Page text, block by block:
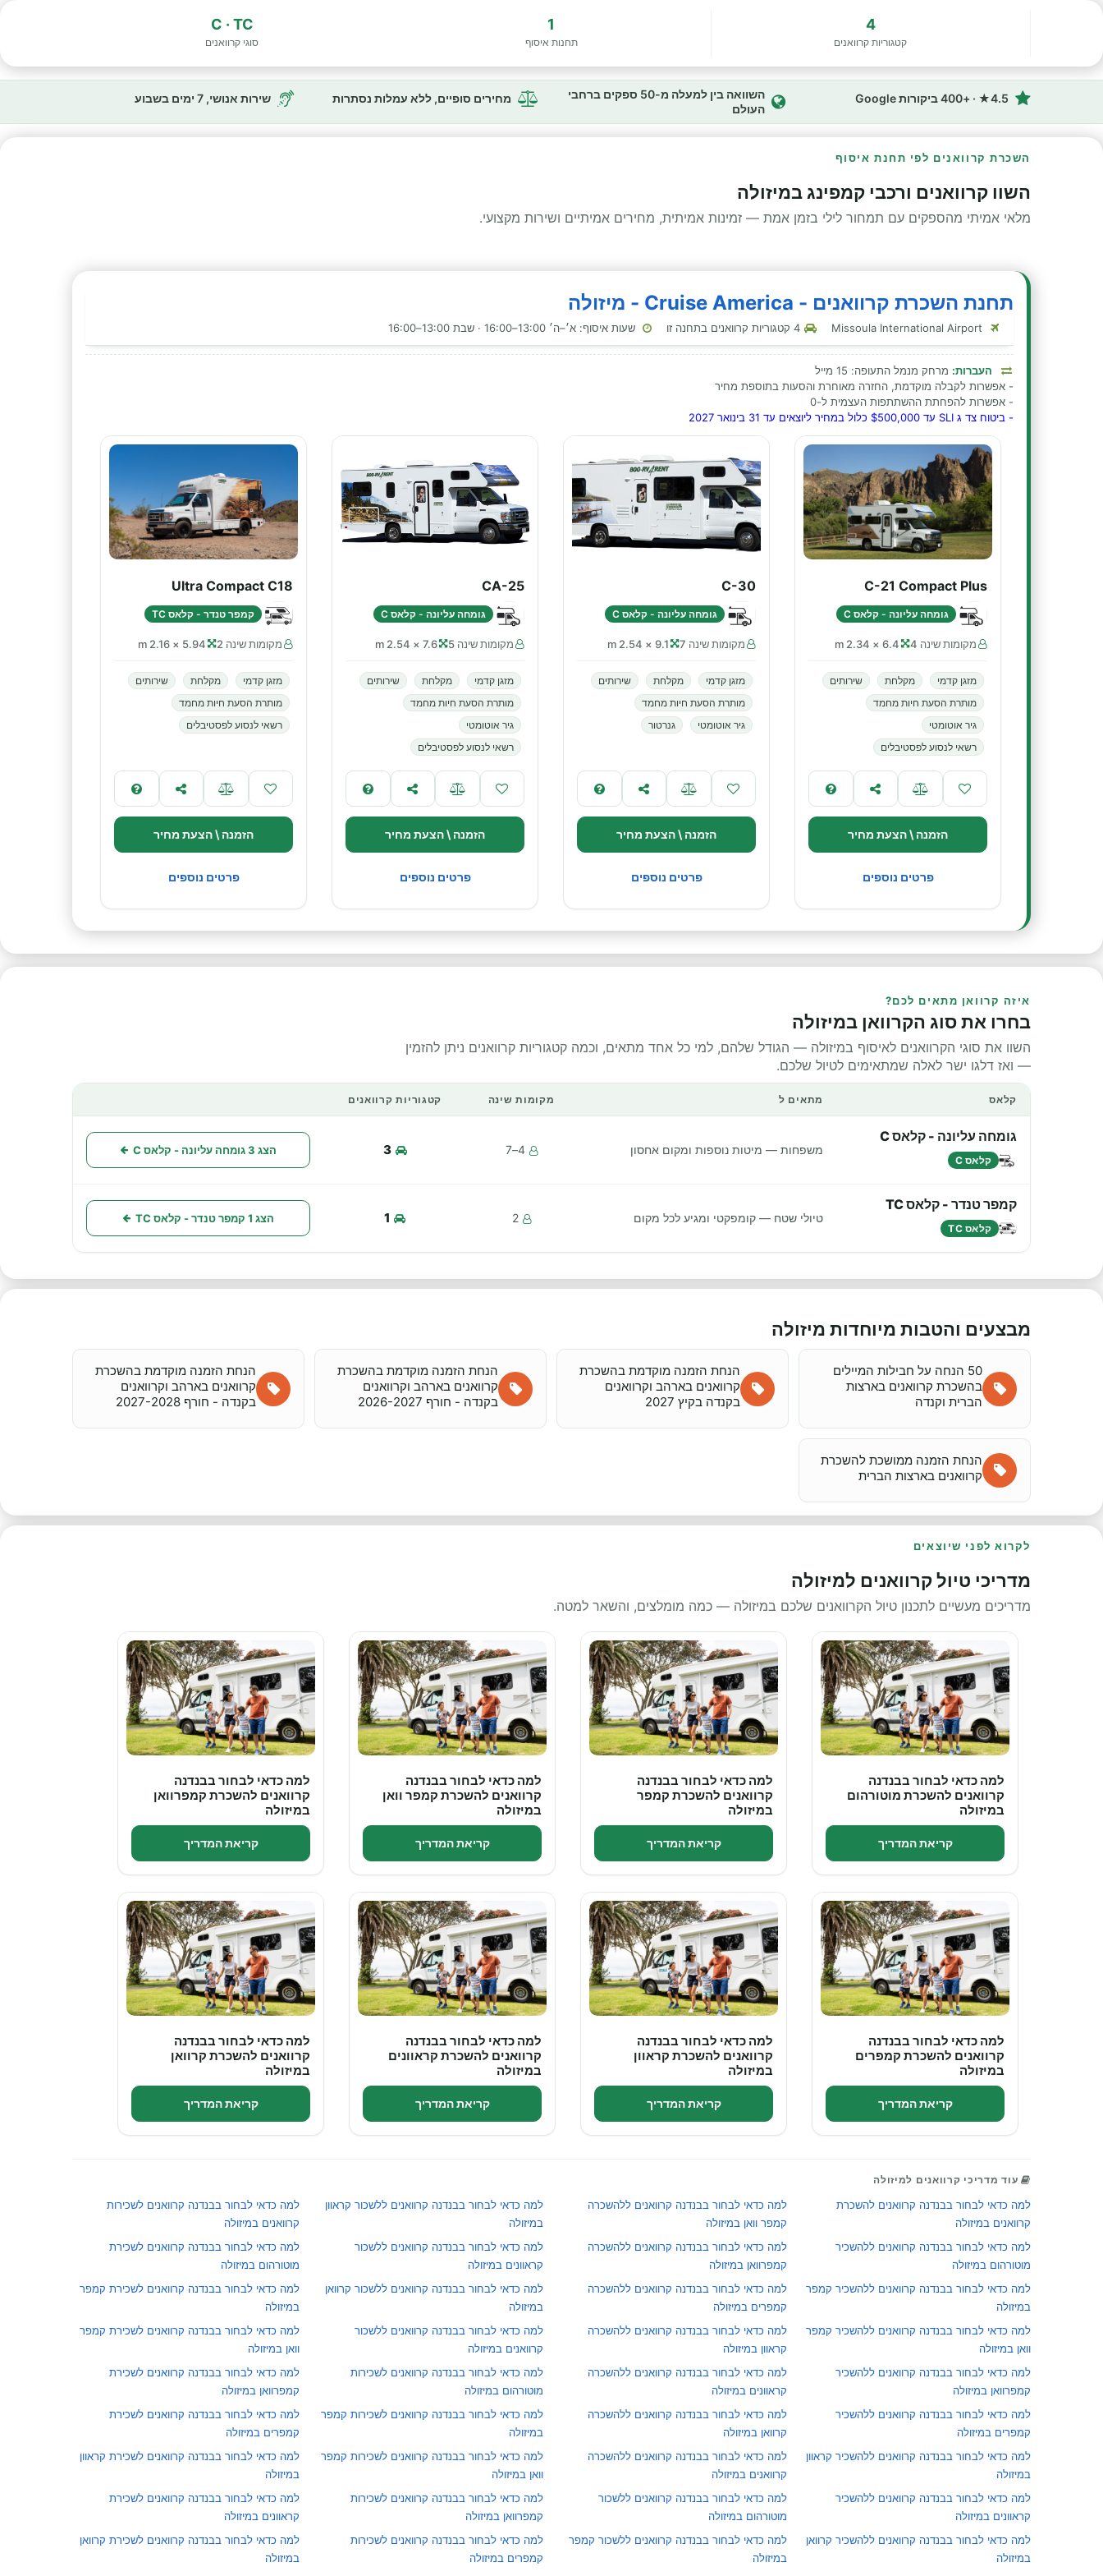
4
קטגוריות קרוואנים
1
תחנות איסוף
C · TC
סוגי קרוואנים
4.5★ · +400 ביקורות Google
השוואה בין למעלה מ-50 ספקים ברחבי
העולם
מחירים סופיים, ללא עמלות נסתרות שירות אנושי, 7 ימים בשבוע
השכרת קרוואנים לפי תחנת איסוף
השוו קרוואנים ורכבי קמפינג במיזולה
מלאי אמיתי מהספקים עם תמחור לילי בזמן אמת — זמינות אמיתית, מחירים אמיתיים ושירות מקצועי.
תחנת השכרת קרוואנים - Cruise America - מיזולה
שעות איסוף: א׳–ה׳ 13:00–16:00 · שבת 13:00–16:00
העברות: מרחק מנמל התעופה: 15 מייל
- אפשרות לקבלה מוקדמת, החזרה מאוחרת והסעות בתוספת מחיר
- אפשרות להפחתת ההשתתפות העצמית ל-0
- ביטוח צד ג SLI עד $500,000 כלול במחיר ליוצאים עד 31 בינואר 2027
C-21 Compact Plus
גומחה עליונה - קלאס C
מקומות שינה 4 6.4 × 2.34 m
מזגן קדמי מקלחת
שירותים
מותרת הסעת חיות מחמד
גיר אוטומטי
רשאי לנסוע לפסטיבלים
הזמנה \ הצעת מחיר
פרטים נוספים
C-30
גומחה עליונה - קלאס C
מקומות שינה 7 9.1 × 2.54 m
מזגן קדמי מקלחת
שירותים
מותרת הסעת חיות מחמד
גיר אוטומטי
גנרטור
הזמנה \ הצעת מחיר
פרטים נוספים
CA-25
גומחה עליונה - קלאס C
מקומות שינה 5 7.6 × 2.54 m
מזגן קדמי מקלחת
שירותים
מותרת הסעת חיות מחמד
גיר אוטומטי
רשאי לנסוע לפסטיבלים
הזמנה \ הצעת מחיר
פרטים נוספים
Ultra Compact C18
קמפר טנדר - קלאס TC
מקומות שינה 2 5.94 × 2.16 m
מזגן קדמי מקלחת
שירותים
מותרת הסעת חיות מחמד
רשאי לנסוע לפסטיבלים
הזמנה \ הצעת מחיר
פרטים נוספים
איזה קרוואן מתאים לכם?
בחרו את סוג הקרוואן במיזולה
השוו את סוגי הקרוואנים לאיסוף במיזולה — הגודל שלהם, למי כל אחד מתאים, וכמה קטגוריות קרוואנים ניתן להזמין
— ואז דלגו ישר לאלה שמתאימים לטיול שלכם.
קלאס מתאים ל מקומות שינה קטגוריות קרוואנים
גומחה עליונה - קלאס C
קלאס C
משפחות — מיטות נוספות ומקום אחסון 4–7
3 הצג 3 גומחה עליונה - קלאס C
קמפר טנדר - קלאס TC
קלאס TC
טיולי שטח — קומפקטי ומגיע לכל מקום 2
1 הצג 1 קמפר טנדר - קלאס TC
מבצעים והטבות מיוחדות מיזולה
50 הנחה על חבילות המיילים
בהשכרת קרוואנים בארצות
הברית וקנדה
הנחת הזמנה מוקדמת בהשכרת
קרוואנים בארהב וקרוואנים
בקנדה בקיץ 2027
הנחת הזמנה מוקדמת בהשכרת
קרוואנים בארהב וקרוואנים
בקנדה - חורף 2026-2027
הנחת הזמנה מוקדמת בהשכרת
קרוואנים בארהב וקרוואנים
בקנדה - חורף 2027-2028
הנחת הזמנה ממושכת להשכרת
קרוואנים בארצות הברית
לקרוא לפני שיוצאים
מדריכי טיול קרוואנים למיזולה
מדריכים מעשיים לתכנון טיול הקרוואנים שלכם במיזולה — כמה מומלצים, והשאר למטה.
למה כדאי לבחור בבנדנה
קרוואנים להשכרת מוטורהום
במיזולה
קריאת המדריך
למה כדאי לבחור בבנדנה
קרוואנים להשכרת קמפר
במיזולה
קריאת המדריך
למה כדאי לבחור בבנדנה
קרוואנים להשכרת קמפר וואן
במיזולה
קריאת המדריך
למה כדאי לבחור בבנדנה
קרוואנים להשכרת קמפרוואן
במיזולה
קריאת המדריך
למה כדאי לבחור בבנדנה
קרוואנים להשכרת קמפרים
במיזולה
קריאת המדריך
למה כדאי לבחור בבנדנה
קרוואנים להשכרת קראוון
במיזולה
קריאת המדריך
למה כדאי לבחור בבנדנה
קרוואנים להשכרת קראוונים
במיזולה
קריאת המדריך
למה כדאי לבחור בבנדנה
קרוואנים להשכרת קרוואן
במיזולה
קריאת המדריך
עוד מדריכי קרוואנים למיזולה
למה כדאי לבחור בבנדנה קרוואנים להשכרת
קרוואנים במיזולה
למה כדאי לבחור בבנדנה קרוואנים ללהשכיר
מוטורהום במיזולה
למה כדאי לבחור בבנדנה קרוואנים ללהשכיר קמפר
במיזולה
למה כדאי לבחור בבנדנה קרוואנים ללהשכיר קמפר
וואן במיזולה
למה כדאי לבחור בבנדנה קרוואנים ללהשכיר
קמפרוואן במיזולה
למה כדאי לבחור בבנדנה קרוואנים ללהשכיר
קמפרים במיזולה
למה כדאי לבחור בבנדנה קרוואנים ללהשכיר קראוון
במיזולה
למה כדאי לבחור בבנדנה קרוואנים ללהשכיר
קראוונים במיזולה
למה כדאי לבחור בבנדנה קרוואנים ללהשכיר קרוואן
במיזולה
למה כדאי לבחור בבנדנה קרוואנים ללהשכרה
קמפר וואן במיזולה
למה כדאי לבחור בבנדנה קרוואנים ללהשכרה
קמפרוואן במיזולה
למה כדאי לבחור בבנדנה קרוואנים ללהשכרה
קמפרים במיזולה
למה כדאי לבחור בבנדנה קרוואנים ללהשכרה
קראוון במיזולה
למה כדאי לבחור בבנדנה קרוואנים ללהשכרה
קראוונים במיזולה
למה כדאי לבחור בבנדנה קרוואנים ללהשכרה
קרוואן במיזולה
למה כדאי לבחור בבנדנה קרוואנים ללהשכרה
קרוואנים במיזולה
למה כדאי לבחור בבנדנה קרוואנים ללשכור
מוטורהום במיזולה
למה כדאי לבחור בבנדנה קרוואנים ללשכור קמפר
במיזולה
למה כדאי לבחור בבנדנה קרוואנים ללשכור קראוון
במיזולה
למה כדאי לבחור בבנדנה קרוואנים ללשכור
קראוונים במיזולה
למה כדאי לבחור בבנדנה קרוואנים ללשכור קרוואן
במיזולה
למה כדאי לבחור בבנדנה קרוואנים ללשכור
קרוואנים במיזולה
למה כדאי לבחור בבנדנה קרוואנים לשכירות
מוטורהום במיזולה
למה כדאי לבחור בבנדנה קרוואנים לשכירות קמפר
במיזולה
למה כדאי לבחור בבנדנה קרוואנים לשכירות קמפר
וואן במיזולה
למה כדאי לבחור בבנדנה קרוואנים לשכירות
קמפרוואן במיזולה
למה כדאי לבחור בבנדנה קרוואנים לשכירות
קמפרים במיזולה
למה כדאי לבחור בבנדנה קרוואנים לשכירות
קרוואנים במיזולה
למה כדאי לבחור בבנדנה קרוואנים לשכירת
מוטורהום במיזולה
למה כדאי לבחור בבנדנה קרוואנים לשכירת קמפר
במיזולה
למה כדאי לבחור בבנדנה קרוואנים לשכירת קמפר
וואן במיזולה
למה כדאי לבחור בבנדנה קרוואנים לשכירת
קמפרוואן במיזולה
למה כדאי לבחור בבנדנה קרוואנים לשכירת
קמפרים במיזולה
למה כדאי לבחור בבנדנה קרוואנים לשכירת קראוון
במיזולה
למה כדאי לבחור בבנדנה קרוואנים לשכירת
קראוונים במיזולה
למה כדאי לבחור בבנדנה קרוואנים לשכירת קרוואן
במיזולה